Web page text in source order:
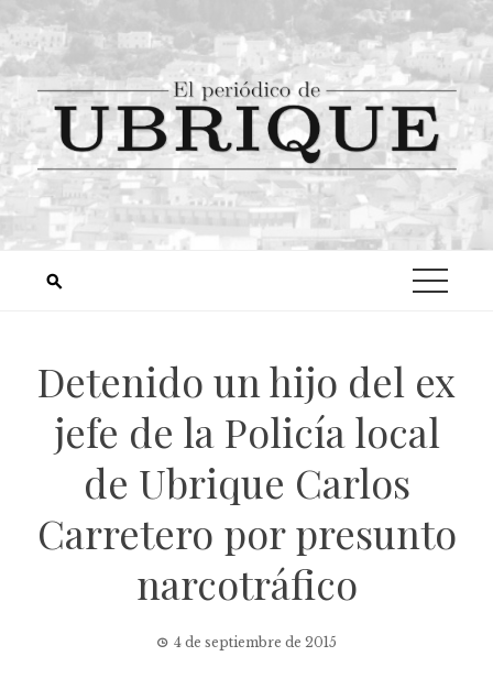
Detenido un hijo del ex
jefe de la Policía local
de Ubrique Carlos
Carretero por presunto
narcotráfico
4 de septiembre de 2015